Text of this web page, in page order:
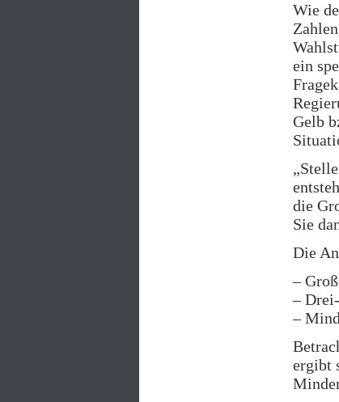
Wie
ein
Gelb
die
Sie
Die
–
–
–
ergibt